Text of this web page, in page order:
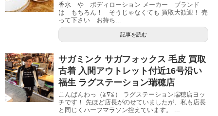
香水 や ボディローション メーカー ブランド
は もちろん！ そうじゃなくても 買取大歓迎！ 売
って下さい お持ち...
記事を読む
サガミンク サガフォックス 毛皮 買取
古着 入間アウトレット付近16号沿い
福生 ラグステーション瑞穂店
こんばんわっ（≧∇≦） ラグステーション瑞穂店ヨッ
チです！ 先ほど店長がのせていましたが、私も店長
と同じくハーフマラソン控えています。 ...